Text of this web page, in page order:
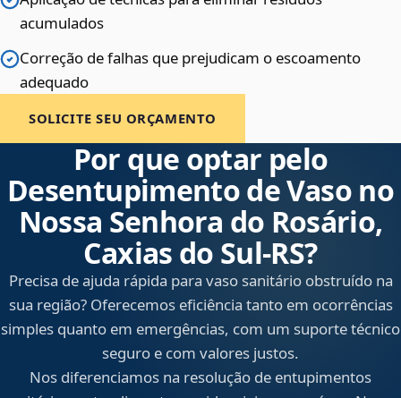
acumulados
Correção de falhas que prejudicam o escoamento
adequado
SOLICITE SEU ORÇAMENTO
Por que optar pelo
Desentupimento de Vaso no
Nossa Senhora do Rosário,
Caxias do Sul‑RS?
Precisa de ajuda rápida para vaso sanitário obstruído na
sua região? Oferecemos eficiência tanto em ocorrências
simples quanto em emergências, com um suporte técnico
seguro e com valores justos.
Nos diferenciamos na resolução de entupimentos